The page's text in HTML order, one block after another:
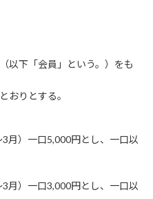
以下「会員」という。）をも
おりとする。
月）一口5,000円とし、一口以
月）一口3,000円とし、一口以